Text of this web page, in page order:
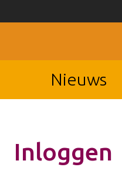
Nieuws
Inloggen